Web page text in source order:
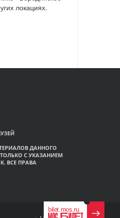
локациях.
ДАННОГО
С УКАЗАНИЕМ
ВСЕ ПРАВА